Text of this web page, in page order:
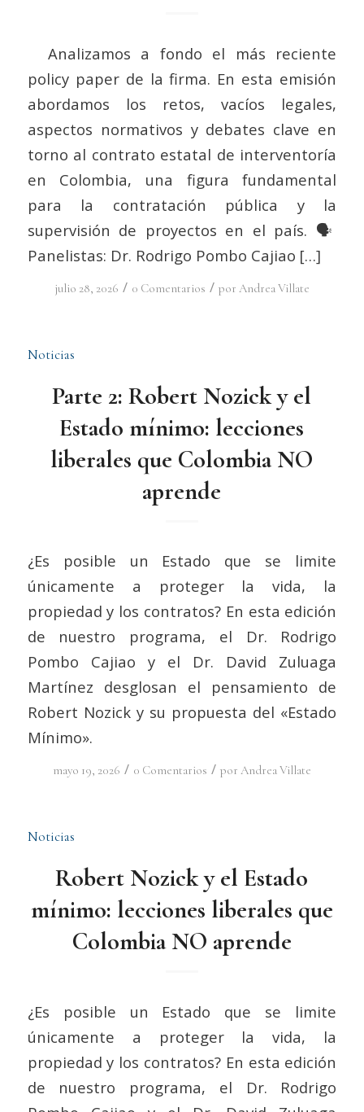
Analizamos a fondo el más reciente
policy paper de la firma. En esta emisión
abordamos los retos, vacíos legales,
aspectos normativos y debates clave en
torno al contrato estatal de interventoría
en Colombia, una figura fundamental
para la contratación pública y la
supervisión de proyectos en el país. 🗣️
Panelistas: Dr. Rodrigo Pombo Cajiao […]
julio 28, 2026 / 0 Comentarios / por Andrea Villate
Noticias
Parte 2: Robert Nozick y el
Estado mínimo: lecciones
liberales que Colombia NO
aprende
¿Es posible un Estado que se limite
únicamente a proteger la vida, la
propiedad y los contratos? En esta edición
de nuestro programa, el Dr. Rodrigo
Pombo Cajiao y el Dr. David Zuluaga
Martínez desglosan el pensamiento de
Robert Nozick y su propuesta del «Estado
Mínimo».
mayo 19, 2026 / 0 Comentarios / por Andrea Villate
Noticias
Robert Nozick y el Estado
mínimo: lecciones liberales que
Colombia NO aprende
¿Es posible un Estado que se limite
únicamente a proteger la vida, la
propiedad y los contratos? En esta edición
de nuestro programa, el Dr. Rodrigo